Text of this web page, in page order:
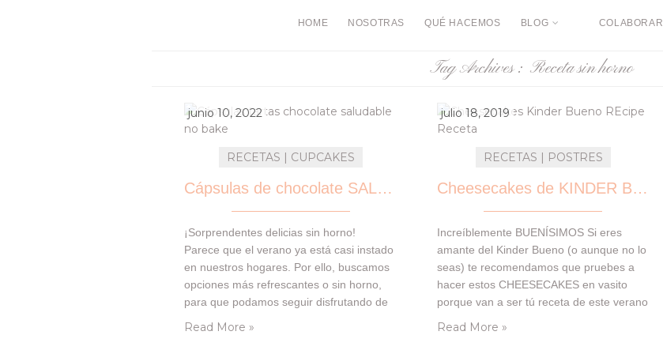
HOME NOSOTRAS QUÉ HACEMOS BLOG COLABORAR
Tag Archives : Receta sin horno
junio 10, 2022
RECETAS | CUPCAKES
Cápsulas de chocolate SALUDABLES (no bake)
¡Sorprendentes delicias sin horno!
Parece que el verano ya está casi instado
en nuestros hogares. Por ello, buscamos
opciones más refrescantes o sin horno,
para que podamos seguir disfrutando de
Read More »
julio 18, 2019
RECETAS | POSTRES
Cheesecakes de KINDER BUENO
Increíblemente BUENÍSIMOS Si eres
amante del Kinder Bueno (o aunque no lo
seas) te recomendamos que pruebes a
hacer estos CHEESECAKES en vasito
porque van a ser tú receta de este verano
Read More »